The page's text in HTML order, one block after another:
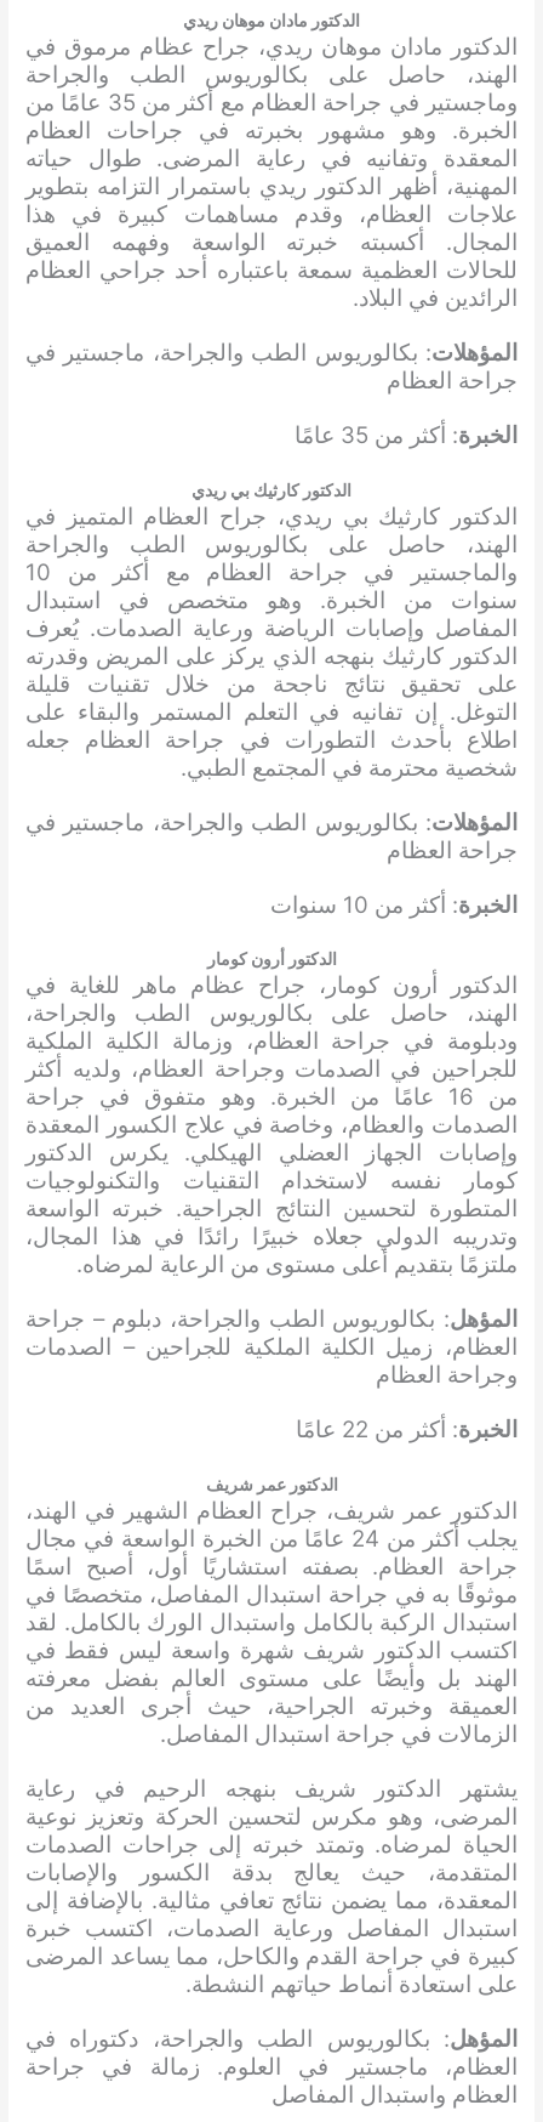
الدكتور مادان موهان ريدي
الدكتور مادان موهان ريدي، جراح عظام مرموق في
الهند، حاصل على بكالوريوس الطب والجراحة
وماجستير في جراحة العظام مع أكثر من 35 عامًا من
الخبرة. وهو مشهور بخبرته في جراحات العظام
المعقدة وتفانيه في رعاية المرضى. طوال حياته
المهنية، أظهر الدكتور ريدي باستمرار التزامه بتطوير
علاجات العظام، وقدم مساهمات كبيرة في هذا
المجال. أكسبته خبرته الواسعة وفهمه العميق
للحالات العظمية سمعة باعتباره أحد جراحي العظام
الرائدين في البلاد.
المؤهلات: بكالوريوس الطب والجراحة، ماجستير في
جراحة العظام
الخبرة: أكثر من 35 عامًا
الدكتور كارثيك بي ريدي
الدكتور كارثيك بي ريدي، جراح العظام المتميز في
الهند، حاصل على بكالوريوس الطب والجراحة
والماجستير في جراحة العظام مع أكثر من 10
سنوات من الخبرة. وهو متخصص في استبدال
المفاصل وإصابات الرياضة ورعاية الصدمات. يُعرف
الدكتور كارثيك بنهجه الذي يركز على المريض وقدرته
على تحقيق نتائج ناجحة من خلال تقنيات قليلة
التوغل. إن تفانيه في التعلم المستمر والبقاء على
اطلاع بأحدث التطورات في جراحة العظام جعله
شخصية محترمة في المجتمع الطبي.
المؤهلات: بكالوريوس الطب والجراحة، ماجستير في
جراحة العظام
الخبرة: أكثر من 10 سنوات
الدكتور أرون كومار
الدكتور أرون كومار، جراح عظام ماهر للغاية في
الهند، حاصل على بكالوريوس الطب والجراحة،
ودبلومة في جراحة العظام، وزمالة الكلية الملكية
للجراحين في الصدمات وجراحة العظام، ولديه أكثر
من 16 عامًا من الخبرة. وهو متفوق في جراحة
الصدمات والعظام، وخاصة في علاج الكسور المعقدة
وإصابات الجهاز العضلي الهيكلي. يكرس الدكتور
كومار نفسه لاستخدام التقنيات والتكنولوجيات
المتطورة لتحسين النتائج الجراحية. خبرته الواسعة
وتدريبه الدولي جعلاه خبيرًا رائدًا في هذا المجال،
ملتزمًا بتقديم أعلى مستوى من الرعاية لمرضاه.
المؤهل: بكالوريوس الطب والجراحة، دبلوم – جراحة
العظام، زميل الكلية الملكية للجراحين – الصدمات
وجراحة العظام
الخبرة: أكثر من 22 عامًا
الدكتور عمر شريف
الدكتور عمر شريف، جراح العظام الشهير في الهند،
يجلب أكثر من 24 عامًا من الخبرة الواسعة في مجال
جراحة العظام. بصفته استشاريًا أول، أصبح اسمًا
موثوقًا به في جراحة استبدال المفاصل، متخصصًا في
استبدال الركبة بالكامل واستبدال الورك بالكامل. لقد
اكتسب الدكتور شريف شهرة واسعة ليس فقط في
الهند بل وأيضًا على مستوى العالم بفضل معرفته
العميقة وخبرته الجراحية، حيث أجرى العديد من
الزمالات في جراحة استبدال المفاصل.
يشتهر الدكتور شريف بنهجه الرحيم في رعاية
المرضى، وهو مكرس لتحسين الحركة وتعزيز نوعية
الحياة لمرضاه. وتمتد خبرته إلى جراحات الصدمات
المتقدمة، حيث يعالج بدقة الكسور والإصابات
المعقدة، مما يضمن نتائج تعافي مثالية. بالإضافة إلى
استبدال المفاصل ورعاية الصدمات، اكتسب خبرة
كبيرة في جراحة القدم والكاحل، مما يساعد المرضى
على استعادة أنماط حياتهم النشطة.
المؤهل: بكالوريوس الطب والجراحة، دكتوراه في
العظام، ماجستير في العلوم. زمالة في جراحة
العظام واستبدال المفاصل